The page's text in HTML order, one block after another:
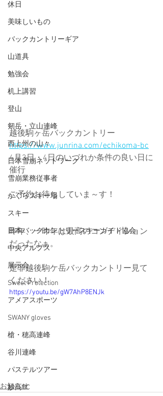
休日
美味しいもの
バックカントリーギア
山道具
勉強会
机上講習
登山
剱岳・立山連峰
西上州の山々
日本雪崩ネットワーク
雪崩業務従事者
かぐらスキー場
スキー
日本バックカントリースキーガイド協会
中央アルプス
展示会
Sweet Protection
アメアスポーツ
SWANY gloves
槍・穂高連峰
谷川連峰
パステルツアー
妙高BC
越後駒ヶ岳バックカントリー
https://www.junrina.com/echikoma-bc
4月3日・4日のいづれか条件の良い日に
催行
ご予約お待ちしていま～す！
昨年、一昨年は最高のコンディション
だったなぁ。
是非越後駒ケ岳バックカントリー見て
ください！
https://youtu.be/gW7AhP8ENJk
お知らせ